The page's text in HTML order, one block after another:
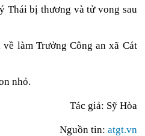
Thái bị thương và tử vong sau
làm Trưởng Công an xã Cát
nhỏ.
Tác giả: Sỹ Hòa
Nguồn tin: atgt.vn